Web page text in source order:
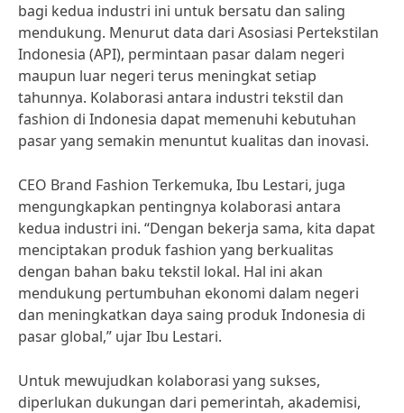
bagi kedua industri ini untuk bersatu dan saling
mendukung. Menurut data dari Asosiasi Pertekstilan
Indonesia (API), permintaan pasar dalam negeri
maupun luar negeri terus meningkat setiap
tahunnya. Kolaborasi antara industri tekstil dan
fashion di Indonesia dapat memenuhi kebutuhan
pasar yang semakin menuntut kualitas dan inovasi.
CEO Brand Fashion Terkemuka, Ibu Lestari, juga
mengungkapkan pentingnya kolaborasi antara
kedua industri ini. “Dengan bekerja sama, kita dapat
menciptakan produk fashion yang berkualitas
dengan bahan baku tekstil lokal. Hal ini akan
mendukung pertumbuhan ekonomi dalam negeri
dan meningkatkan daya saing produk Indonesia di
pasar global,” ujar Ibu Lestari.
Untuk mewujudkan kolaborasi yang sukses,
diperlukan dukungan dari pemerintah, akademisi,